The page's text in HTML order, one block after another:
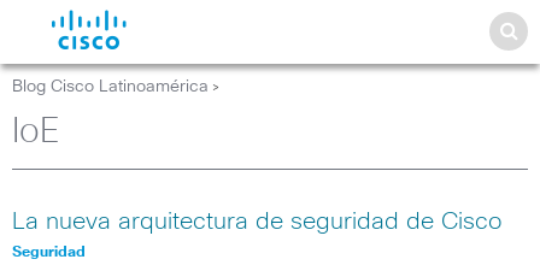
Blog Cisco Latinoamérica >
IoE
La nueva arquitectura de seguridad de Cisco
Seguridad